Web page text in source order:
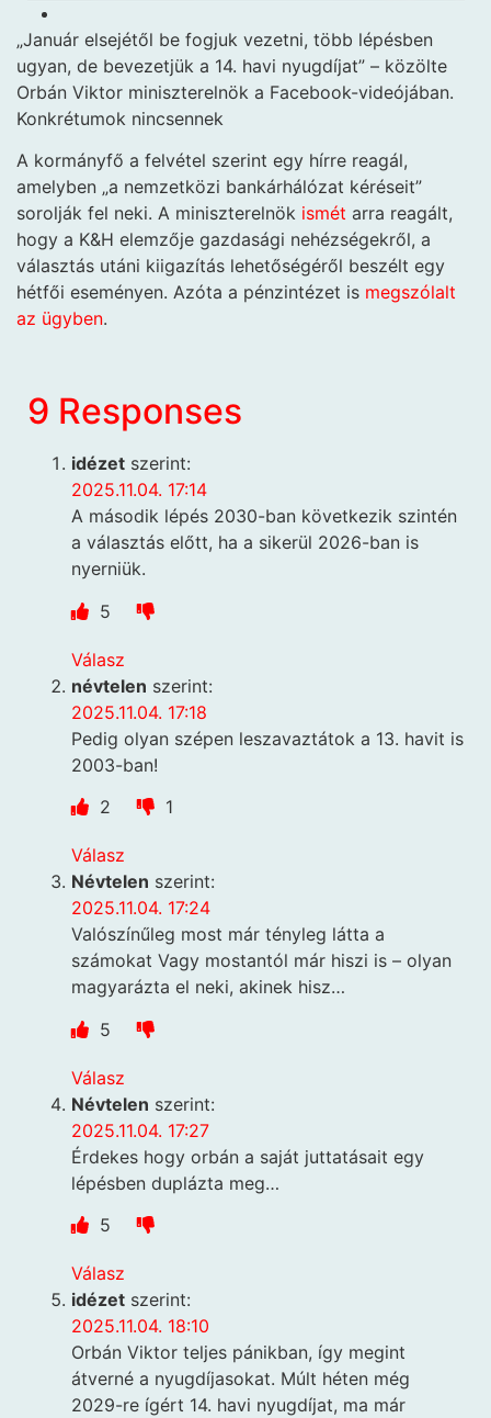
„Január elsejétől be fogjuk vezetni, több lépésben
ugyan, de bevezetjük a 14. havi nyugdíjat” – közölte
Orbán Viktor miniszterelnök a Facebook-videójában.
Konkrétumok nincsennek
A kormányfő a felvétel szerint egy hírre reagál,
amelyben „a nemzetközi bankárhálózat kéréseit”
sorolják fel neki. A miniszterelnök ismét arra reagált,
hogy a K&H elemzője gazdasági nehézségekről, a
választás utáni kiigazítás lehetőségéről beszélt egy
hétfői eseményen. Azóta a pénzintézet is megszólalt
az ügyben.
9 Responses
idézet szerint:
2025.11.04. 17:14
A második lépés 2030-ban következik szintén
a választás előtt, ha a sikerül 2026-ban is
nyerniük.
5
Válasz
névtelen szerint:
2025.11.04. 17:18
Pedig olyan szépen leszavaztátok a 13. havit is
2003-ban!
2
1
Válasz
Névtelen szerint:
2025.11.04. 17:24
Valószínűleg most már tényleg látta a
számokat Vagy mostantól már hiszi is – olyan
magyarázta el neki, akinek hisz…
5
Válasz
Névtelen szerint:
2025.11.04. 17:27
Érdekes hogy orbán a saját juttatásait egy
lépésben duplázta meg…
5
Válasz
idézet szerint:
2025.11.04. 18:10
Orbán Viktor teljes pánikban, így megint
átverné a nyugdíjasokat. Múlt héten még
2029-re ígért 14. havi nyugdíjat, ma már